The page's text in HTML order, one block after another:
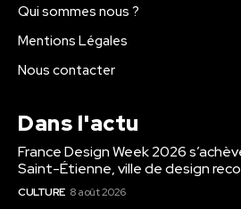
Qui sommes nous ?
Mentions Légales
Nous contacter
Dans l'actu
France Design Week 2026
Saint-Étienne, ville de design
CULTURE 8 août 2026